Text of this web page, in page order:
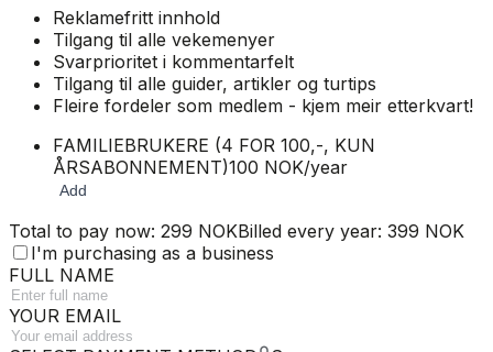
Reklamefritt innhold
Tilgang til alle vekemenyer
Svarprioritet i kommentarfelt
Tilgang til alle guider, artikler og turtips
Fleire fordeler som medlem - kjem meir etterkvart!
FAMILIEBRUKERE (4 FOR 100,-, KUN
ÅRSABONNEMENT)100 NOK/year
Add
Total to pay now: 299 NOKBilled every year: 399 NOK
I'm purchasing as a business
FULL NAME
YOUR EMAIL